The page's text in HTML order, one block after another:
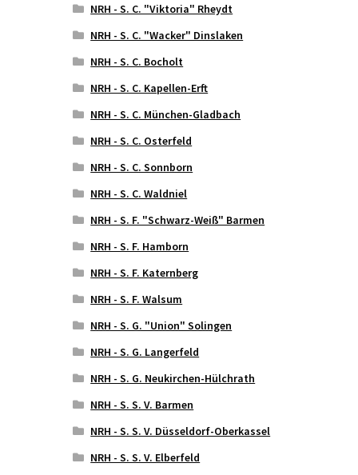
NRH - S. C. "Viktoria" Rheydt
NRH - S. C. "Wacker" Dinslaken
NRH - S. C. Bocholt
NRH - S. C. Kapellen-Erft
NRH - S. C. München-Gladbach
NRH - S. C. Osterfeld
NRH - S. C. Sonnborn
NRH - S. C. Waldniel
NRH - S. F. "Schwarz-Weiß" Barmen
NRH - S. F. Hamborn
NRH - S. F. Katernberg
NRH - S. F. Walsum
NRH - S. G. "Union" Solingen
NRH - S. G. Langerfeld
NRH - S. G. Neukirchen-Hülchrath
NRH - S. S. V. Barmen
NRH - S. S. V. Düsseldorf-Oberkassel
NRH - S. S. V. Elberfeld